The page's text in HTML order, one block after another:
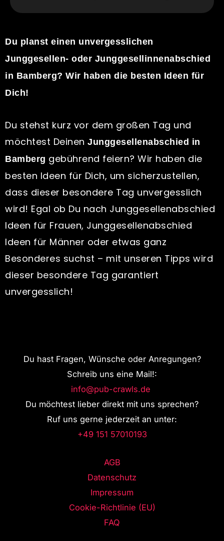
Du planst einen unvergesslichen
Junggesellen- oder Junggesellinnenabschied
in Bamberg? Wir haben die besten Ideen für
Dich!
Du stehst kurz vor dem großen Tag und
möchtest Deinen Junggesellenabschied in
Bamberg gebührend feiern? Wir haben die
besten Ideen für Dich, um sicherzustellen,
dass dieser besondere Tag unvergesslich
wird! Egal ob Du nach Junggesellenabschied
Ideen für Frauen, Junggesellenabschied
Ideen für Männer oder etwas ganz
Besonderes suchst – mit unseren Tipps wird
dieser besondere Tag garantiert
unvergesslich!
Du hast Fragen, Wünsche oder Anregungen?
Schreib uns eine Mail!:
info@pub-crawls.de
Du möchtest lieber direkt mit uns sprechen?
Ruf uns gerne jederzeit an unter:
+49 151 57010193
AGB
Datenschutz
Impressum
Cookie-Richtlinie (EU)
FAQ